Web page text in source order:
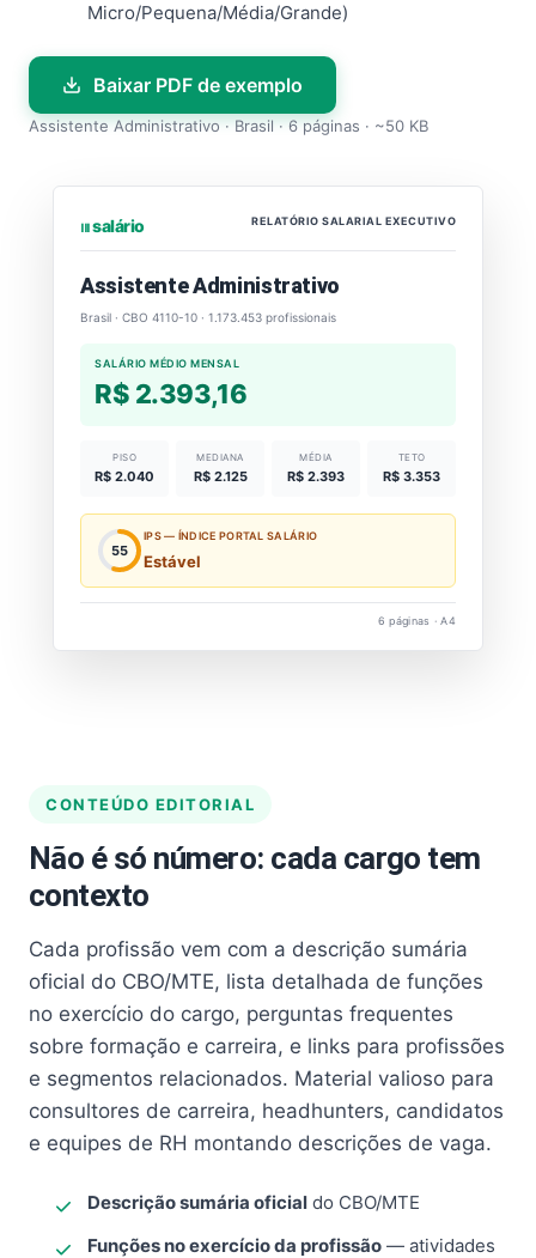
Micro/Pequena/Média/Grande)
Baixar PDF de exemplo
Assistente Administrativo · Brasil · 6 páginas · ~50 KB
⏐⏐⏐ salário RELATÓRIO SALARIAL EXECUTIVO
Assistente Administrativo
Brasil · CBO 4110-10 · 1.173.453 profissionais
SALÁRIO MÉDIO MENSAL
R$ 2.393,16
PISO
R$ 2.040
MEDIANA
R$ 2.125
MÉDIA
R$ 2.393
TETO
R$ 3.353
55
IPS — ÍNDICE PORTAL SALÁRIO
Estável
6 páginas · A4
CONTEÚDO EDITORIAL
Não é só número: cada cargo tem
contexto
Cada profissão vem com a descrição sumária
oficial do CBO/MTE, lista detalhada de funções
no exercício do cargo, perguntas frequentes
sobre formação e carreira, e links para profissões
e segmentos relacionados. Material valioso para
consultores de carreira, headhunters, candidatos
e equipes de RH montando descrições de vaga.
Descrição sumária oficial do CBO/MTE
Funções no exercício da profissão — atividades